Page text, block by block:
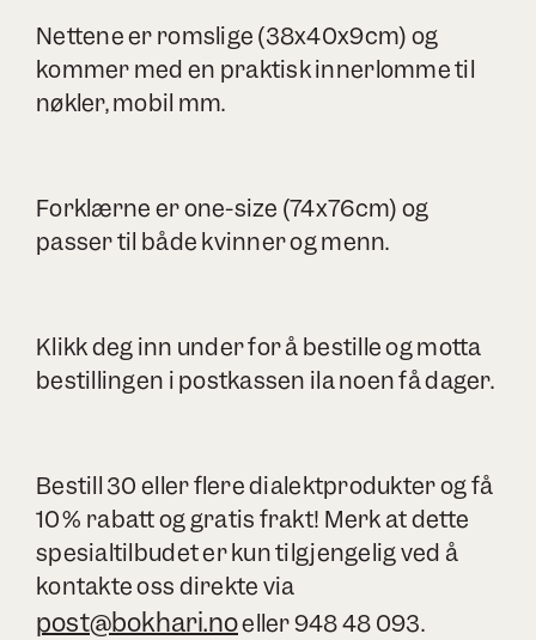
Nettene er romslige (38x40x9cm) og
kommer med en praktisk innerlomme til
nøkler, mobil mm.
Forklærne er one-size (74x76cm) og
passer til både kvinner og menn.
Klikk deg inn under for å bestille og motta
bestillingen i postkassen ila noen få dager.
Bestill 30 eller flere dialektprodukter og få
10% rabatt og gratis frakt! Merk at dette
spesialtilbudet er kun tilgjengelig ved å
kontakte oss direkte via
post@bokhari.noeller 948 48 093.